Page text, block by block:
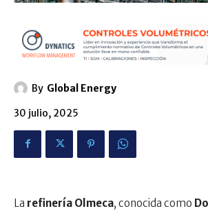
By Global Energy
30 julio, 2025
La refinería Olmeca, conocida como